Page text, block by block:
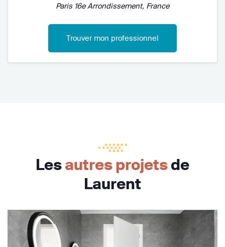
Paris 16e Arrondissement, France
Trouver mon professionnel
Lesautres projetsde
Laurent